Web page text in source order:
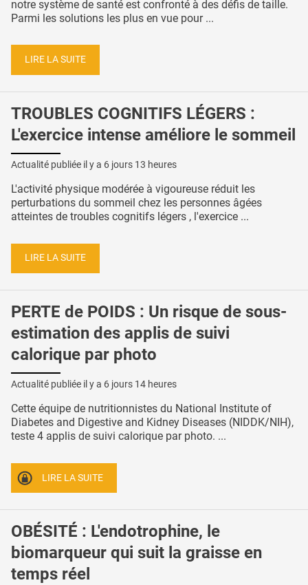
notre système de santé est confronté à des défis de taille.
Parmi les solutions les plus en vue pour ...
LIRE LA SUITE
TROUBLES COGNITIFS LÉGERS :
L'exercice intense améliore le sommeil
Actualité publiée il y a 6 jours 13 heures
L'activité physique modérée à vigoureuse réduit les
perturbations du sommeil chez les personnes âgées
atteintes de troubles cognitifs légers , l'exercice ...
LIRE LA SUITE
PERTE de POIDS : Un risque de sous-
estimation des applis de suivi
calorique par photo
Actualité publiée il y a 6 jours 14 heures
Cette équipe de nutritionnistes du National Institute of
Diabetes and Digestive and Kidney Diseases (NIDDK/NIH),
teste 4 applis de suivi calorique par photo. ...
LIRE LA SUITE
OBÉSITÉ : L'endotrophine, le
biomarqueur qui suit la graisse en
temps réel